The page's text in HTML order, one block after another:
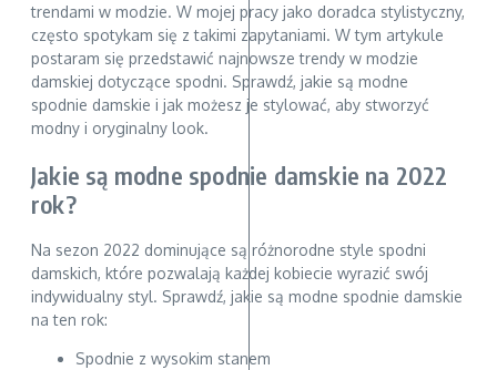
trendami w modzie. W mojej pracy jako doradca stylistyczny,
często spotykam się z takimi zapytaniami. W tym artykule
postaram się przedstawić najnowsze trendy w modzie
damskiej dotyczące spodni. Sprawdź, jakie są modne
spodnie damskie i jak możesz je stylować, aby stworzyć
modny i oryginalny look.
Jakie są modne spodnie damskie na 2022
rok?
Na sezon 2022 dominujące są różnorodne style spodni
damskich, które pozwalają każdej kobiecie wyrazić swój
indywidualny styl. Sprawdź, jakie są modne spodnie damskie
na ten rok:
Spodnie z wysokim stanem